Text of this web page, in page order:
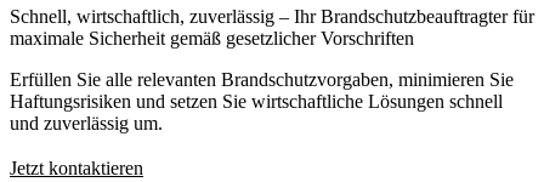
Schnell, wirtschaftlich, zuverlässig – Ihr Brandschutzbeauftragter für
maximale Sicherheit gemäß gesetzlicher Vorschriften
Erfüllen Sie alle relevanten Brandschutzvorgaben, minimieren Sie
Haftungsrisiken und setzen Sie wirtschaftliche Lösungen schnell
und zuverlässig um.
Jetzt kontaktieren